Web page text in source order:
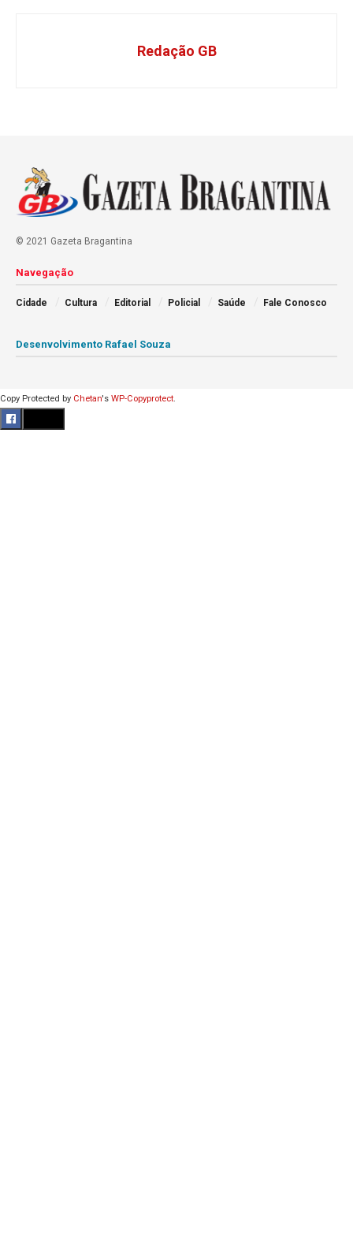
Redação GB
© 2021 Gazeta Bragantina
Navegação
Cidade Cultura Editorial Policial Saúde Fale Conosco
Desenvolvimento Rafael Souza
Copy Protected by Chetan's WP-Copyprotect.